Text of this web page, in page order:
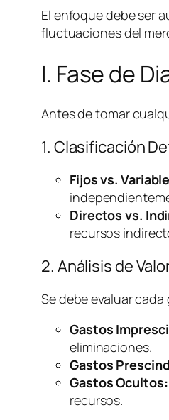
El enfoque debe ser
fluctuaciones del
I. Fase de
Antes de tomar
1. Clasificación
Fijos vs.
Directos vs.
recursos
2. Análisis de
Se debe evaluar
Gastos
eliminaciones.
Gastos
Gastos Ocultos:
recursos.